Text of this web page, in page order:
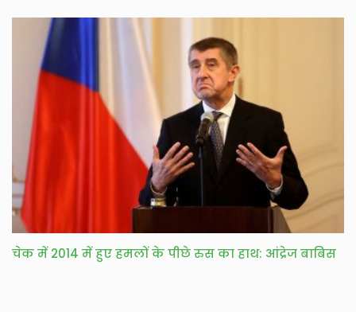
चेक में 2014 में हुए हमलों के पीछे रुस का हाथ: आंद्रेज बाबिस